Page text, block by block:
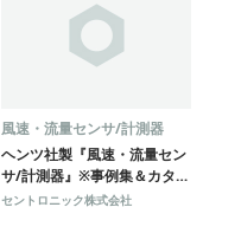
風速・流量センサ/計測器
ヘンツ社製『風速・流量セン
サ/計測器』※事例集＆カタロ
グ進呈
セントロニック株式会社